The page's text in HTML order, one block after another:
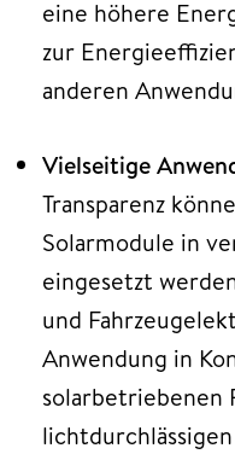
eine höhere
zur
anderen
Vielseitige
Transparenz
Solarmodule in
eingesetzt
und
Anwendung in
solarbetriebenen